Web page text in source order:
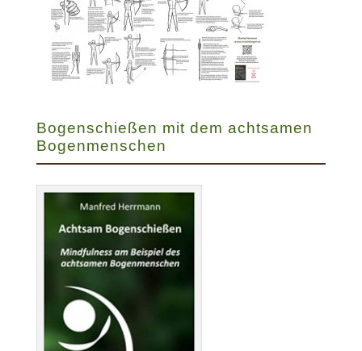
Bogenschießen mit dem achtsamen
Bogenmenschen